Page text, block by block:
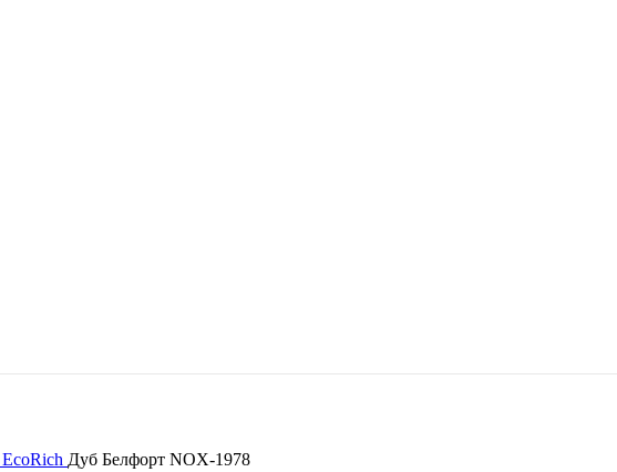
EcoRich Дуб Белфорт NOX-1978